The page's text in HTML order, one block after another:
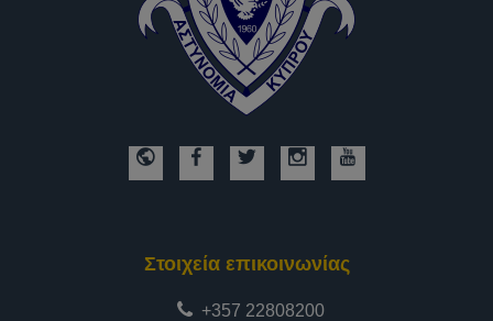
Στοιχεία επικοινωνίας
+357 22808200